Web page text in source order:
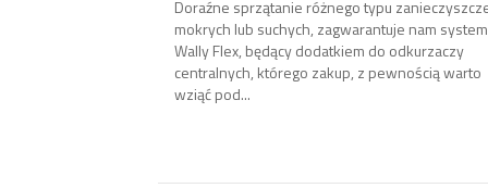
Doraźne sprzątanie różnego typu
mokrych lub suchych, zagwarantuje nam system
Wally Flex, będący dodatkiem do odkurzaczy
centralnych, którego zakup, z pewnością warto
wziąć pod...